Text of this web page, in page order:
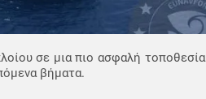
σε μια πιο ασφαλή
βήματα.